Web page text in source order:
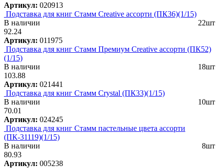
Артикул: 020913
Подставка для книг Стамм Creative ассорти (ПК36)(1/15)
В наличии
22шт
92.24
Артикул: 011975
Подставка для книг Стамм Премиум Creative ассорти (ПК52)
(1/15)
В наличии
18шт
103.88
Артикул: 021441
Подставка для книг Стамм Crystal (ПК33)(1/15)
В наличии
10шт
70.01
Артикул: 024245
Подставка для книг Стамм пастельные цвета ассорти
(ПК-31119)(1/15)
В наличии
8шт
80.93
Артикул: 005238